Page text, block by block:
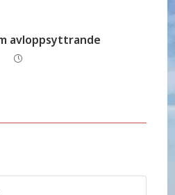
avloppsyttrande